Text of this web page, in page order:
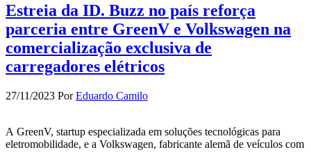
Estreia da ID. Buzz no país reforça
parceria entre GreenV e Volkswagen na
comercialização exclusiva de
carregadores elétricos
27/11/2023 PorEduardo Camilo
A GreenV, startup especializada em soluções tecnológicas para
eletromobilidade, e a Volkswagen, fabricante alemã de veículos com